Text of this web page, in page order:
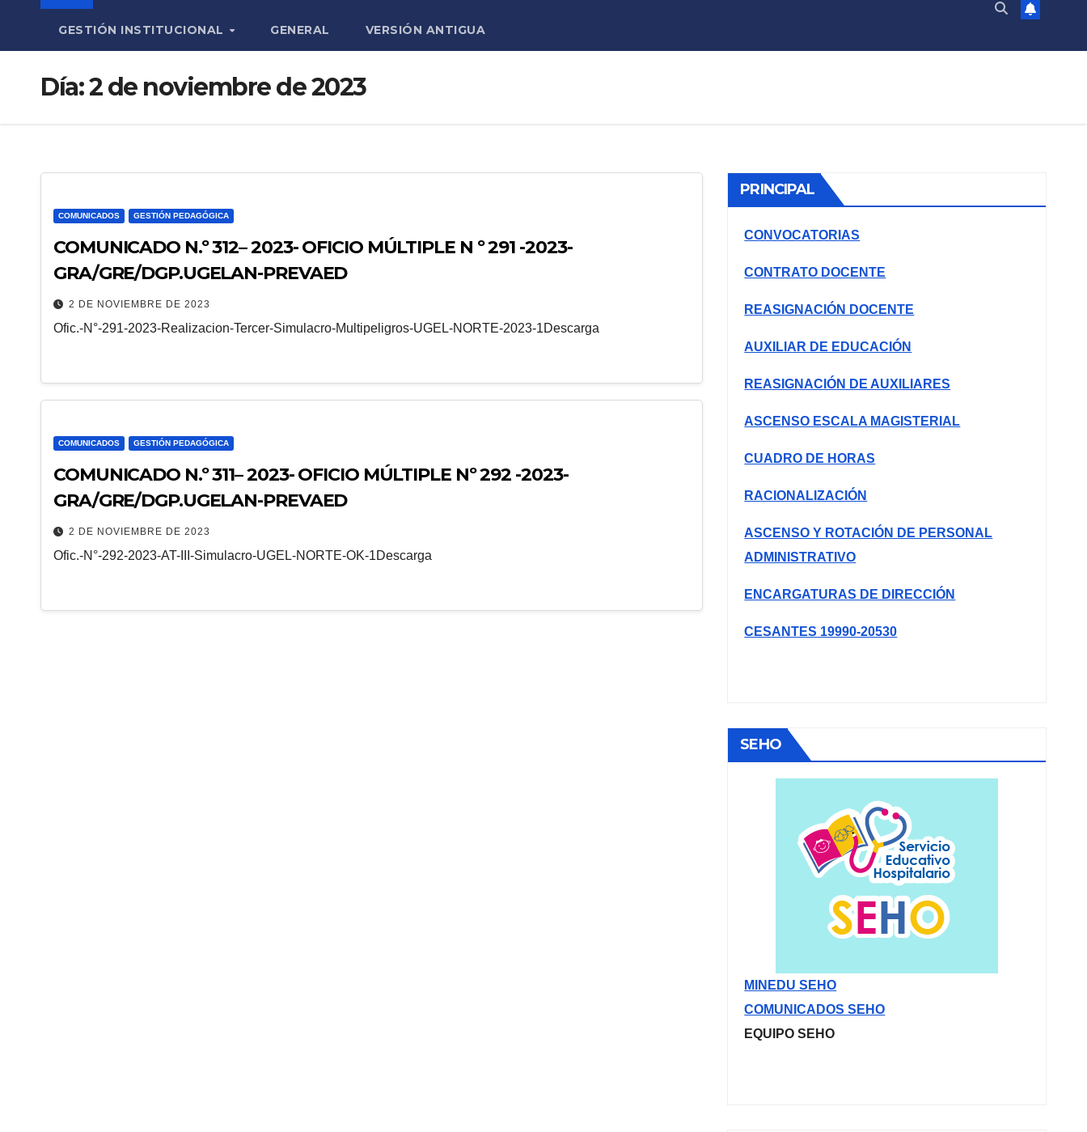
GESTIÓN INSTITUCIONAL GENERAL VERSIÓN ANTIGUA
Día:2 de noviembre de 2023
COMUNICADOS GESTIÓN PEDAGÓGICA
COMUNICADO N.º 312– 2023- OFICIO MÚLTIPLE N º 291 -2023-
GRA/GRE/DGP.UGELAN-PREVAED
2 DE NOVIEMBRE DE 2023
Ofic.-N°-291-2023-Realizacion-Tercer-Simulacro-Multipeligros-UGEL-NORTE-2023-1Descarga
COMUNICADOS GESTIÓN PEDAGÓGICA
COMUNICADO N.º 311– 2023- OFICIO MÚLTIPLE Nº 292 -2023-
GRA/GRE/DGP.UGELAN-PREVAED
2 DE NOVIEMBRE DE 2023
Ofic.-N°-292-2023-AT-III-Simulacro-UGEL-NORTE-OK-1Descarga
PRINCIPAL
CONVOCATORIAS
CONTRATO DOCENTE
REASIGNACIÓN DOCENTE
AUXILIAR DE EDUCACIÓN
REASIGNACIÓN DE AUXILIARES
ASCENSO ESCALA MAGISTERIAL
CUADRO DE HORAS
RACIONALIZACIÓN
ASCENSO Y ROTACIÓN DE PERSONAL
ADMINISTRATIVO
ENCARGATURAS DE DIRECCIÓN
CESANTES 19990-20530
SEHO
MINEDU SEHO
COMUNICADOS SEHO
EQUIPO SEHO